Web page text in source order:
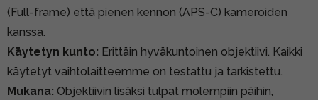
(Full-frame) että pienen kennon (APS-C) kameroiden
kanssa.
Käytetyn kunto: Erittäin hyväkuntoinen objektiivi. Kaikki
käytetyt vaihtolaitteemme on testattu ja tarkistettu.
Mukana: Objektiivin lisäksi tulpat molempiin päihin,